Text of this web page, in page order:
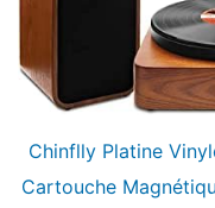
Chinflly Platine
Cartouche